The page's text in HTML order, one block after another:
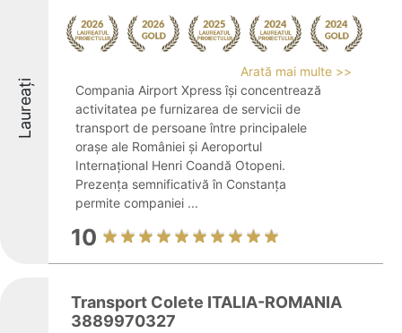
Laureați
Arată mai multe >>
Compania Airport Xpress își concentrează
activitatea pe furnizarea de servicii de
transport de persoane între principalele
orașe ale României și Aeroportul
Internațional Henri Coandă Otopeni.
Prezența semnificativă în Constanța
permite companiei ...
10
Transport Colete ITALIA-ROMANIA
3889970327